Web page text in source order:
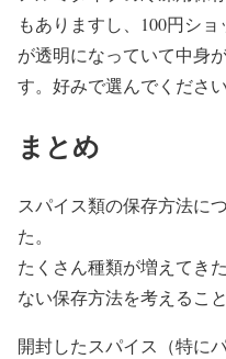
もありますし、100円シ
が透明になっていて中身
す。好みで選んでください
まとめ
スパイス類の保存方法に
た。
たくさん種類が増えてき
ない保存方法を考えるこ
開封したスパイス（特に